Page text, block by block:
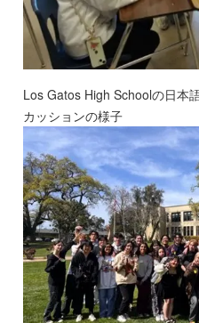
Los Gatos High Schoolの日本
カッションの様子